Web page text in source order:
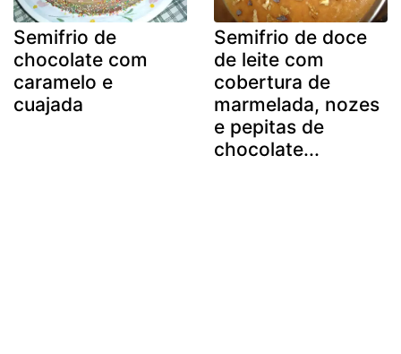
Semifrio de
chocolate com
caramelo e
cuajada
Semifrio de doce
de leite com
cobertura de
marmelada, nozes
e pepitas de
chocolate...